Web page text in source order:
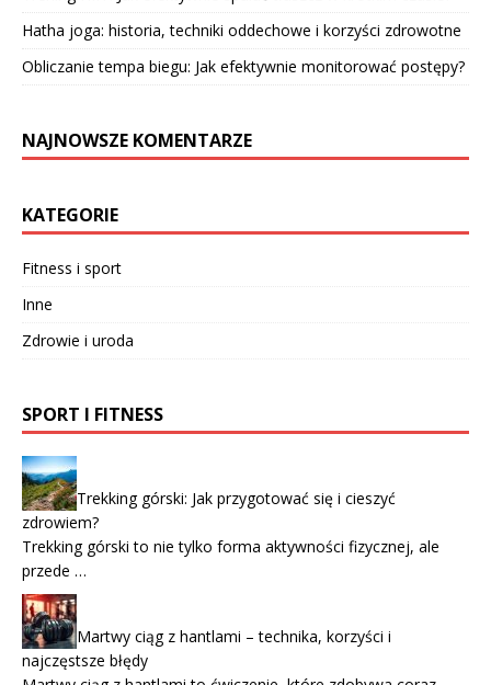
Hatha joga: historia, techniki oddechowe i korzyści zdrowotne
Obliczanie tempa biegu: Jak efektywnie monitorować postępy?
NAJNOWSZE KOMENTARZE
KATEGORIE
Fitness i sport
Inne
Zdrowie i uroda
SPORT I FITNESS
Trekking górski: Jak przygotować się i cieszyć
zdrowiem?
Trekking górski to nie tylko forma aktywności fizycznej, ale
przede …
Martwy ciąg z hantlami – technika, korzyści i
najczęstsze błędy